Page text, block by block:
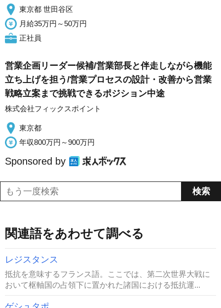
東京都 世田谷区
月給35万円～50万円
正社員
営業企画リーダー候補/営業部長と伴走しながら機能
立ち上げを担う/営業プロセスの設計・改善から営業
戦略立案まで挑戦できるポジション中途
株式会社フィックスポイント
東京都
年収800万円～900万円
Sponsored by
関連語をあわせて調べる
レジスタンス
抵抗を意味するフランス語。ここでは、第二次世界大戦に
おいて枢軸国の占領下に置かれた諸国における抵抗運...